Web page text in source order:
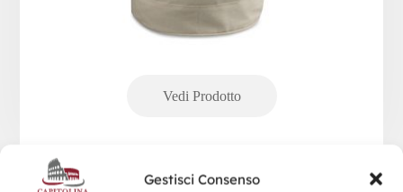
Gestisci Consenso